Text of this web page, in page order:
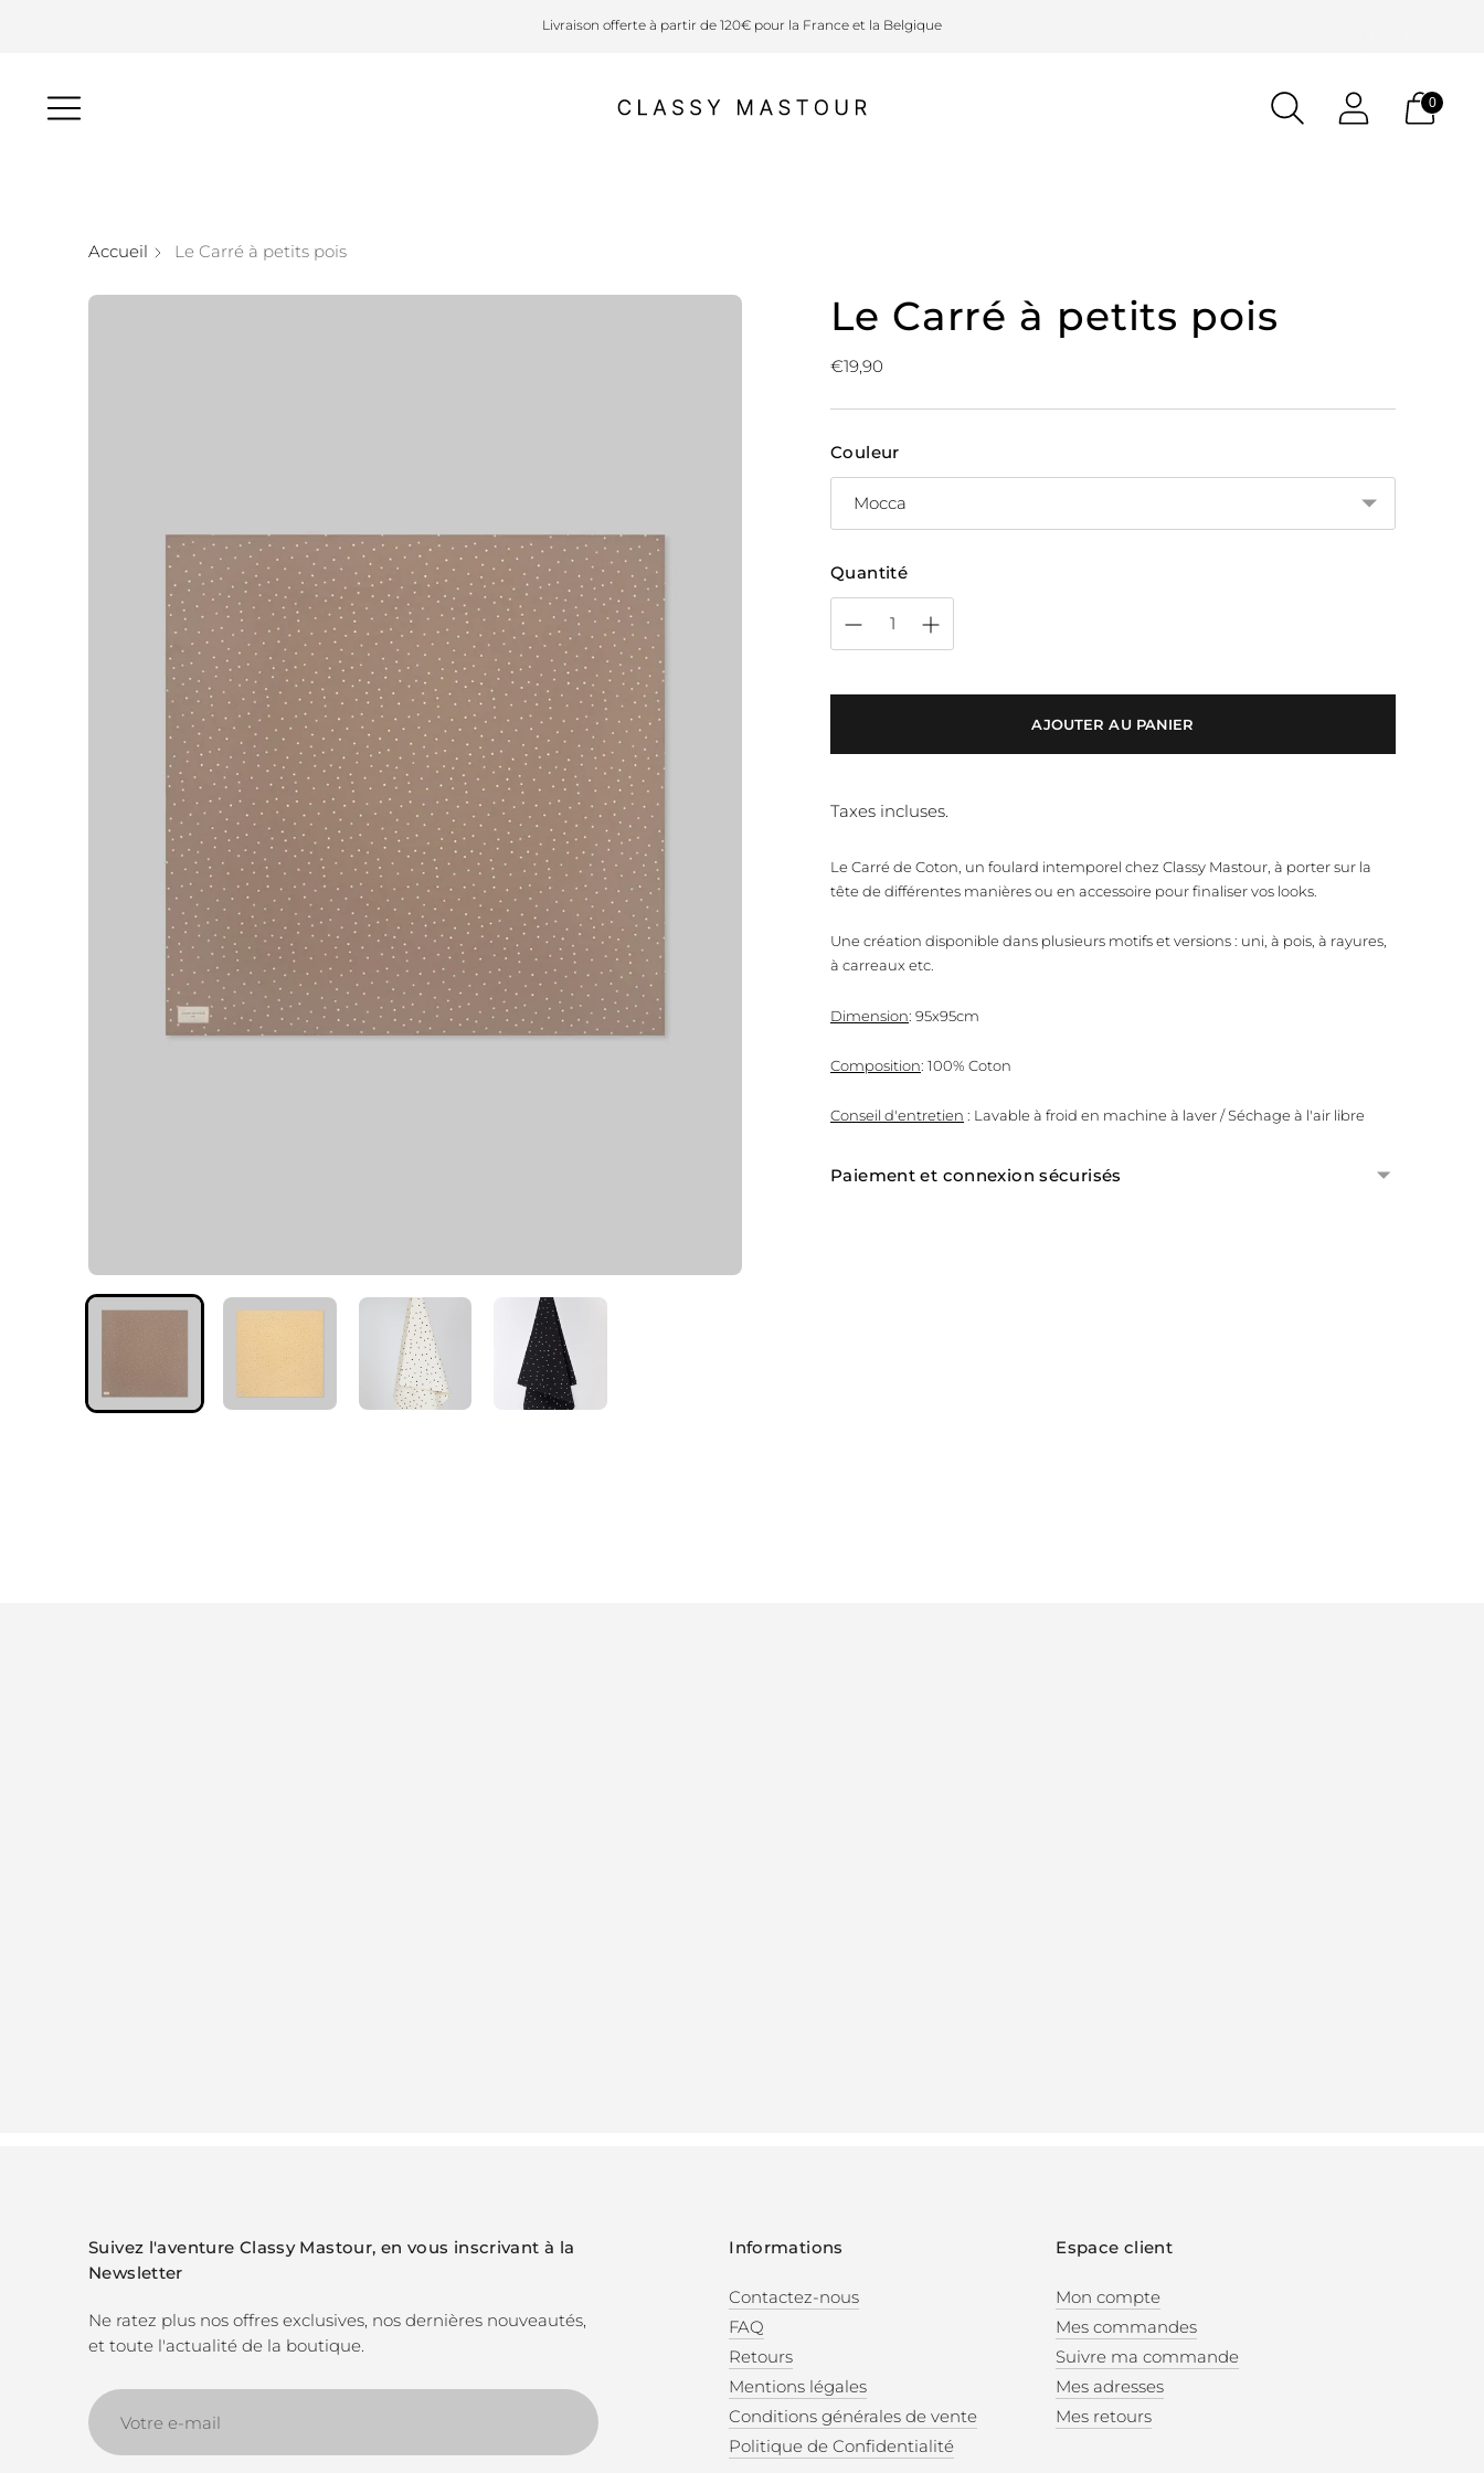
Livraison offerte à partir de 120€ pour la France et la Belgique
0
Accueil Le Carré à petits pois
Le Carré à petits pois
€19,90
Prix
Couleur
Quantité
AJOUTER AU PANIER
Taxes incluses.
Le Carré de Coton, un foulard intemporel chez Classy Mastour, à porter sur la
tête de différentes manières ou en accessoire pour finaliser vos looks.
Une création disponible dans plusieurs motifs et versions : uni, à pois, à rayures,
à carreaux etc.
Dimension: 95x95cm
Composition: 100% Coton
Conseil d'entretien : Lavable à froid en machine à laver / Séchage à l'air libre
Paiement et connexion sécurisés
Suivez l'aventure Classy Mastour, en vous inscrivant à la
Newsletter
Ne ratez plus nos offres exclusives, nos dernières nouveautés,
et toute l'actualité de la boutique.
Votre
e-
mail
Informations
Contactez-nous
FAQ
Retours
Mentions légales
Conditions générales de vente
Politique de Confidentialité
Espace client
Mon compte
Mes commandes
Suivre ma commande
Mes adresses
Mes retours